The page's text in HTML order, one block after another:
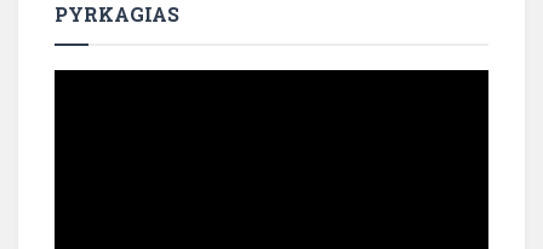
PYRKAGIAS